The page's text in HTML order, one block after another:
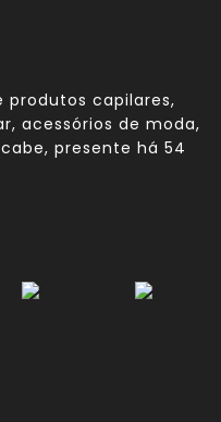
produtos capilares,
acessórios de moda,
, presente há 54